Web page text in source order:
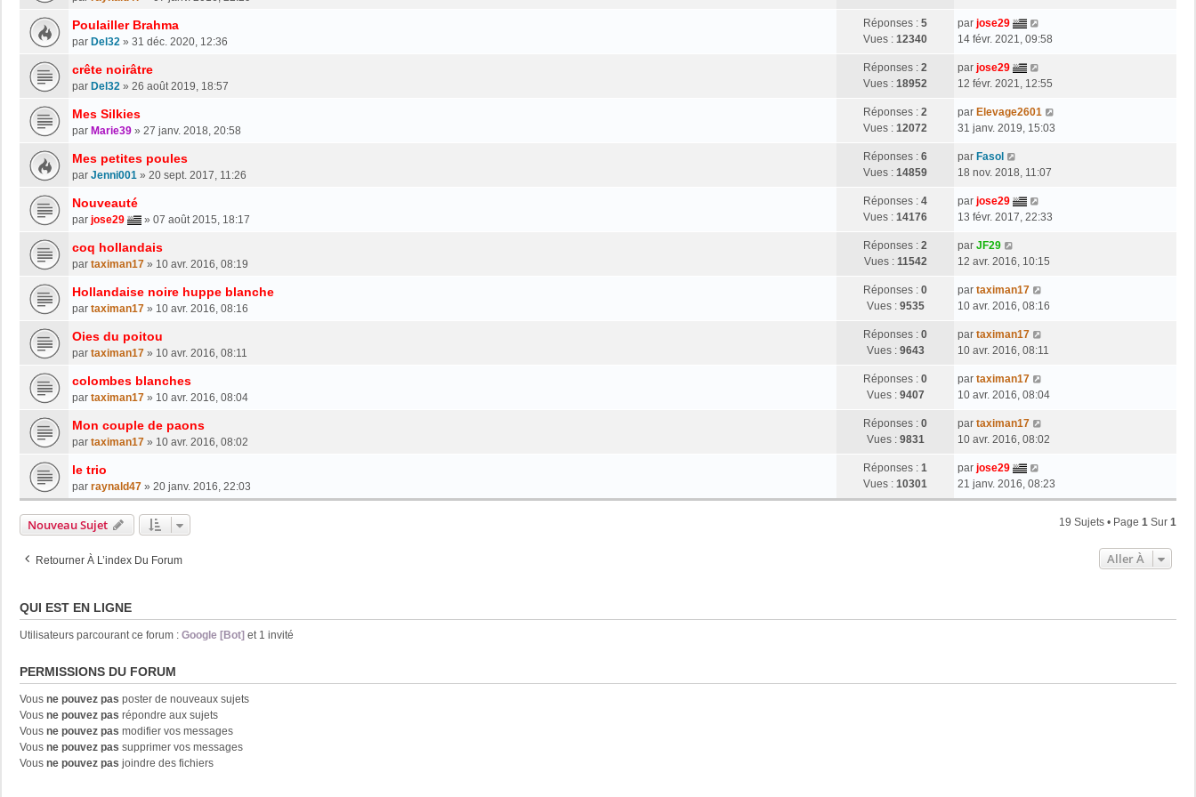
Poulailler Brahma
par Del32 » 31 déc. 2020, 12:36
Réponses : 5
Vues : 12340
par jose29
14 févr. 2021, 09:58
crête noirâtre
par Del32 » 26 août 2019, 18:57
Réponses : 2
Vues : 18952
par jose29
12 févr. 2021, 12:55
Mes Silkies
par Marie39 » 27 janv. 2018, 20:58
Réponses : 2
Vues : 12072
par Elevage2601
31 janv. 2019, 15:03
Mes petites poules
par Jenni001 » 20 sept. 2017, 11:26
Réponses : 6
Vues : 14859
par Fasol
18 nov. 2018, 11:07
Nouveauté
par jose29 » 07 août 2015, 18:17
Réponses : 4
Vues : 14176
par jose29
13 févr. 2017, 22:33
coq hollandais
par taximan17 » 10 avr. 2016, 08:19
Réponses : 2
Vues : 11542
par JF29
12 avr. 2016, 10:15
Hollandaise noire huppe blanche
par taximan17 » 10 avr. 2016, 08:16
Réponses : 0
Vues : 9535
par taximan17
10 avr. 2016, 08:16
Oies du poitou
par taximan17 » 10 avr. 2016, 08:11
Réponses : 0
Vues : 9643
par taximan17
10 avr. 2016, 08:11
colombes blanches
par taximan17 » 10 avr. 2016, 08:04
Réponses : 0
Vues : 9407
par taximan17
10 avr. 2016, 08:04
Mon couple de paons
par taximan17 » 10 avr. 2016, 08:02
Réponses : 0
Vues : 9831
par taximan17
10 avr. 2016, 08:02
le trio
par raynald47 » 20 janv. 2016, 22:03
Réponses : 1
Vues : 10301
par jose29
21 janv. 2016, 08:23
Nouveau Sujet 19 Sujets • Page 1 Sur 1
Retourner À L’index Du Forum Aller À
QUI EST EN LIGNE
Utilisateurs parcourant ce forum : Google [Bot] et 1 invité
PERMISSIONS DU FORUM
Vous ne pouvez pas poster de nouveaux sujets
Vous ne pouvez pas répondre aux sujets
Vous ne pouvez pas modifier vos messages
Vous ne pouvez pas supprimer vos messages
Vous ne pouvez pas joindre des fichiers